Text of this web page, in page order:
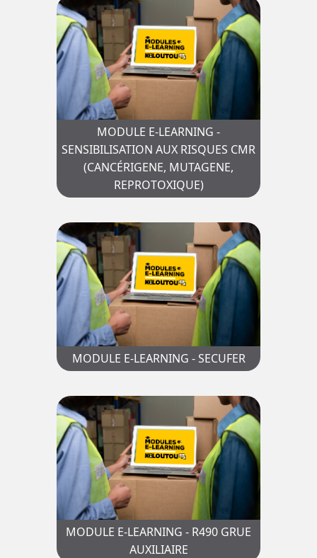
MODULE E-LEARNING -
SENSIBILISATION AUX RISQUES CMR
(CANCÉRIGENE, MUTAGENE,
REPROTOXIQUE)
MODULE E-LEARNING - SECUFER
MODULE E-LEARNING - R490 GRUE
AUXILIAIRE